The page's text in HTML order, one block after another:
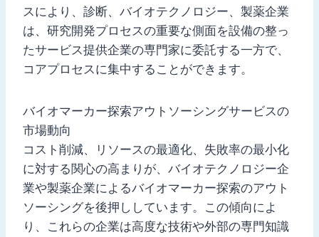
スにより、診断、バイオテクノロジー、製薬企業
は、研究開発プロセスの重要な側面を設備の整っ
たサービス提供企業の専門家に委託する一方で、
コアプロセスに集中することができます。
バイオマーカー探索アウトソーシングサービスの
市場動向
コスト削減、リソースの最適化、失敗率の最小化
に対する関心の高まりが、バイオテクノロジー企
業や製薬企業によるバイオマーカー探索のアウト
ソーシングを後押ししています。この傾向によ
り、これらの企業は高度な技術や外部の専門知識